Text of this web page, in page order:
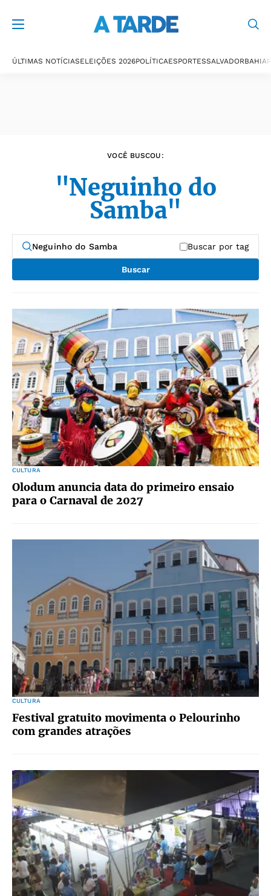
ÚLTIMAS NOTÍCIASELEIÇÕES 2026POLÍTICAESPORTESSALVADORBAHIA
VOCÊ BUSCOU:
"Neguinho do
Samba"
Buscar por tag
Buscar
CULTURA
Olodum anuncia data do primeiro ensaio
para o Carnaval de 2027
CULTURA
Festival gratuito movimenta o Pelourinho
com grandes atrações